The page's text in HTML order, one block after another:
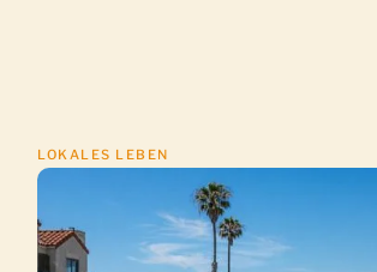
LOKALES LEBEN